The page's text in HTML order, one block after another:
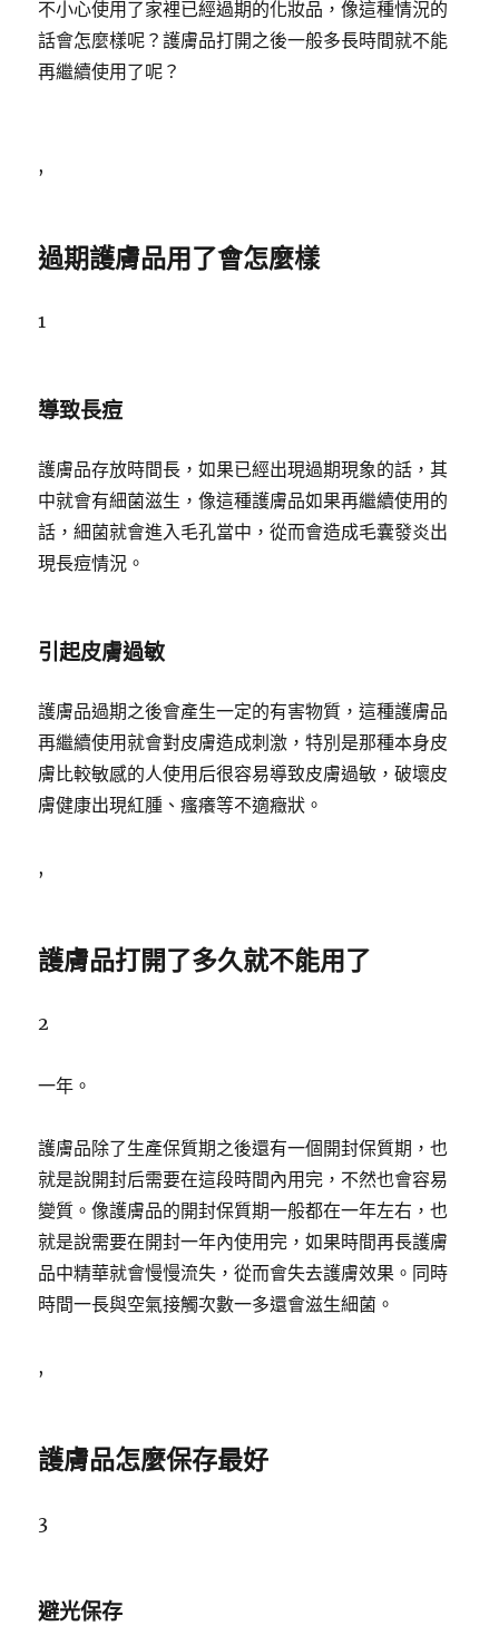
不小心使用了家裡已經過期的化妝品，像這種情況的
話會怎麼樣呢？護膚品打開之後一般多長時間就不能
再繼續使用了呢？
,
過期護膚品用了會怎麼樣
1
導致長痘
護膚品存放時間長，如果已經出現過期現象的話，其
中就會有細菌滋生，像這種護膚品如果再繼續使用的
話，細菌就會進入毛孔當中，從而會造成毛囊發炎出
現長痘情況。
引起皮膚過敏
護膚品過期之後會產生一定的有害物質，這種護膚品
再繼續使用就會對皮膚造成刺激，特別是那種本身皮
膚比較敏感的人使用后很容易導致皮膚過敏，破壞皮
膚健康出現紅腫、瘙癢等不適癥狀。
,
護膚品打開了多久就不能用了
2
一年。
護膚品除了生產保質期之後還有一個開封保質期，也
就是說開封后需要在這段時間內用完，不然也會容易
變質。像護膚品的開封保質期一般都在一年左右，也
就是說需要在開封一年內使用完，如果時間再長護膚
品中精華就會慢慢流失，從而會失去護膚效果。同時
時間一長與空氣接觸次數一多還會滋生細菌。
,
護膚品怎麼保存最好
3
避光保存